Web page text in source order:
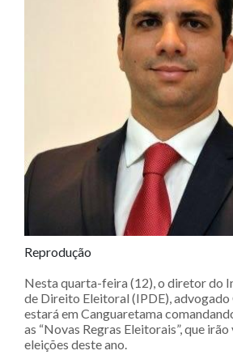
Reprodução
Nesta quarta-feira (12), o diretor do
de Direito Eleitoral (IPDE),
estará em Canguaretama
as “Novas Regras Eleitorais”, que irão
eleições deste ano.